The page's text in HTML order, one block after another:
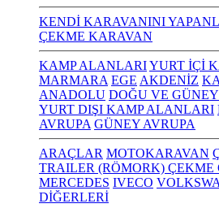
KENDİ KARAVANINI
ÇEKME KARAVAN
KAMP ALANLARIYURT İÇİ
MARMARA EGE AKDENİZ
ANADOLU DOĞU VE
YURT DIŞI KAMP ALANLARI
AVRUPA GÜNEY AVRUPA
ARAÇLAR MOTOKARAVAN
TRAILER (RÖMORK) ÇEKME
MERCEDES IVECO
DİĞERLERİ